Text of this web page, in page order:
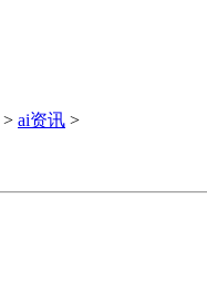
> ai资讯 >